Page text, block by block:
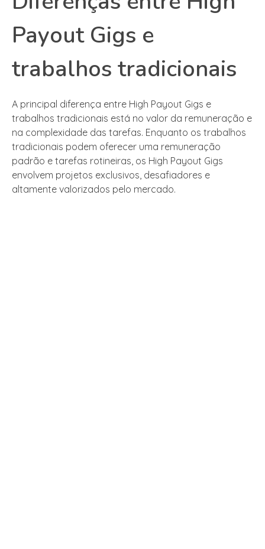
Payout Gigs e
trabalhos tradicionais
A principal diferença entre High Payout Gigs e
trabalhos tradicionais está no valor da remuneração e
na complexidade das tarefas. Enquanto os trabalhos
tradicionais podem oferecer uma remuneração
padrão e tarefas rotineiras, os High Payout Gigs
envolvem projetos exclusivos, desafiadores e
altamente valorizados pelo mercado.